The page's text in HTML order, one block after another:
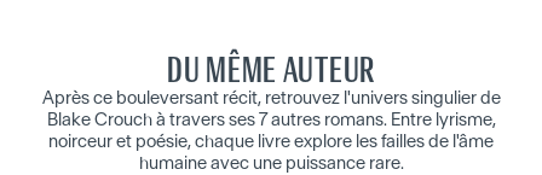
DU MÊME AUTEUR
Après ce bouleversant récit, retrouvez l'univers singulier de
Blake Crouch à travers ses 7 autres romans. Entre lyrisme,
noirceur et poésie, chaque livre explore les failles de l'âme
humaine avec une puissance rare.